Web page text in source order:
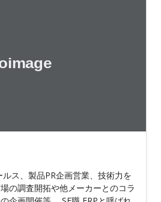
ス、製品PR企画営業、技術力を
の調査開拓や他メーカーとのコラ